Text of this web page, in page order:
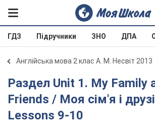
ГДЗ Підручники ЗНО ДПА
Англійська мова 2 клас А. М. Несвіт 2013
Раздел Unit 1. My Family and
Friends / Моя сім'я і
Lessons 9-10